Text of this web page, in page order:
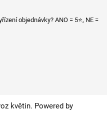
objednávky? ANO = 5⭐, NE =
květin. Powered by